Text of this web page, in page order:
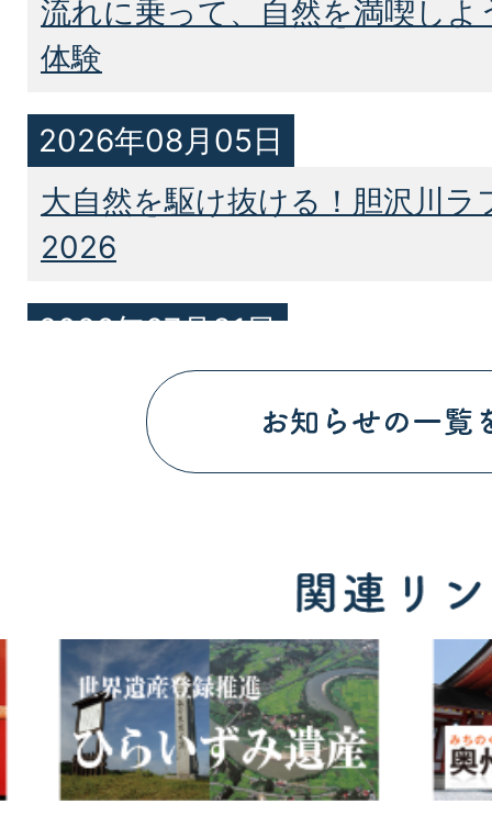
流れに乗って、自然を満喫し
体験
2026年08月05日
大自然を駆け抜ける！胆沢川
2026
2026年07月31日
胆沢ダムフェス2026 in 夏
2026年07月31日
の
枚
目
の